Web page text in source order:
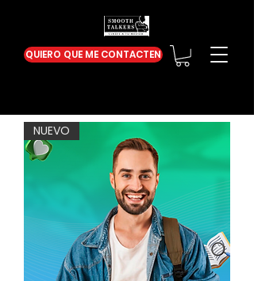
QUIERO QUE ME CONTACTEN
NUEVO